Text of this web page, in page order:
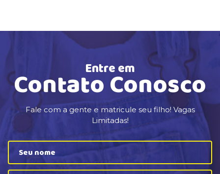
Entre em
Contato Conosco
Fale com a gente e matricule seu filho! Vagas
Limitadas!